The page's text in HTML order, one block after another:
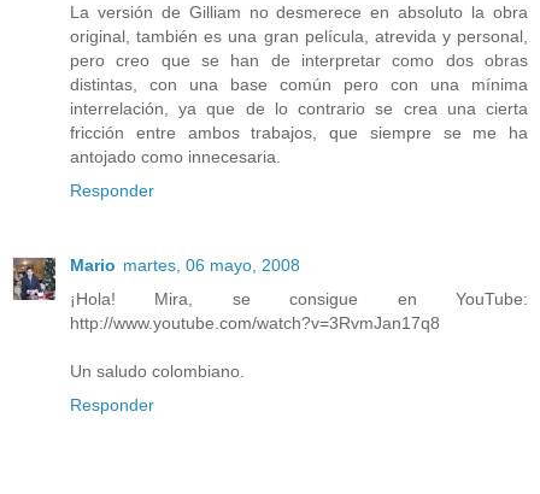
La versión de Gilliam no desmerece en absoluto la obra
original, también es una gran película, atrevida y personal,
pero creo que se han de interpretar como dos obras
distintas, con una base común pero con una mínima
interrelación, ya que de lo contrario se crea una cierta
fricción entre ambos trabajos, que siempre se me ha
antojado como innecesaria.
Responder
Mario martes, 06 mayo, 2008
¡Hola! Mira, se consigue en YouTube:
http://www.youtube.com/watch?v=3RvmJan17q8
Un saludo colombiano.
Responder